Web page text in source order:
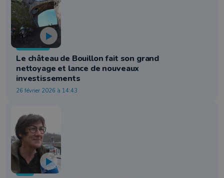
Tourisme
Le château de Bouillon fait son grand
nettoyage et lance de nouveaux
investissements
26 février 2026 à 14:43
Info